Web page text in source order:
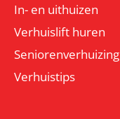
In- en uithuizen
Verhuislift huren
Seniorenverhuizing
Verhuistips